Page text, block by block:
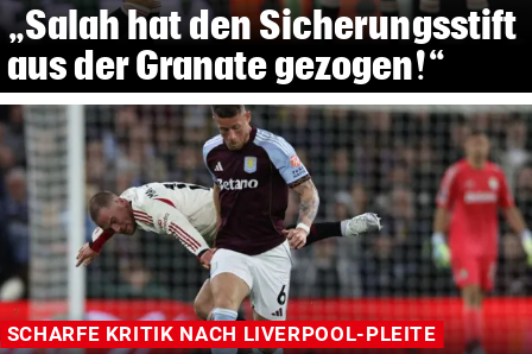
„Salah hat den Sicherungsstift
aus der Granate gezogen!“
SCHARFE KRITIK NACH LIVERPOOL-PLEITE